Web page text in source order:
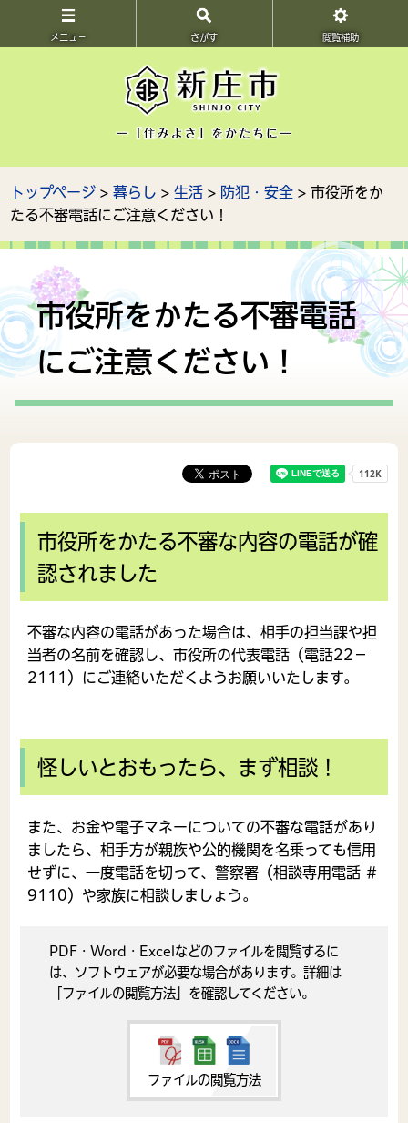
メニュ－ さがす 閲覧補助
トップページ >暮らし >生活 > 防犯・安全 > 市役所をか
たる不審電話にご注意ください！
市役所をかたる不審電話
にご注意ください！
市役所をかたる不審な内容の電話が確
認されました
不審な内容の電話があった場合は、相手の担当課や担
当者の名前を確認し、 市役所の代表電話（電話22－
2111） にご連絡いただくようお願いいたします。
怪しいとおもったら、まず相談！
また、お金や電子マネーについての不審な電話があり
ましたら、相手方が親族や公的機関を名乗っても信用
せずに、一度電話を切って、 警察署（相談専用電話 ＃
9110）や家族に相談しましょう。
PDF・Word・Excelなどのファイルを閲覧するに
は、ソフトウェアが必要な場合があります。詳細は
「ファイルの閲覧方法」を確認してください。
ファイルの閲覧方法